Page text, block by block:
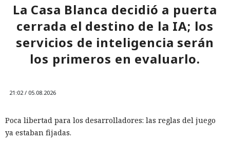
La Casa Blanca decidió a puerta
cerrada el destino de la IA; los
servicios de inteligencia serán
los primeros en evaluarlo.
21:02 / 05.08.2026
Poca libertad para los desarrolladores: las reglas del juego
ya estaban fijadas.